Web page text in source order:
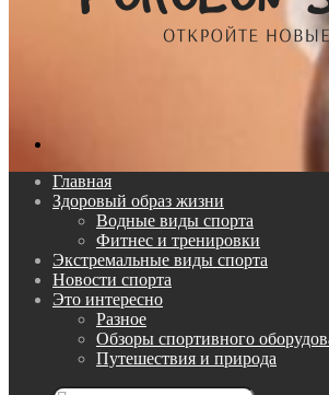
Главная
Здоровый образ жизни
Водные виды спорта
Фитнес и тренировки
Экстремальные виды спорта
Новости спорта
Это интересно
Разное
Обзоры спортивного
Путешествия и природа